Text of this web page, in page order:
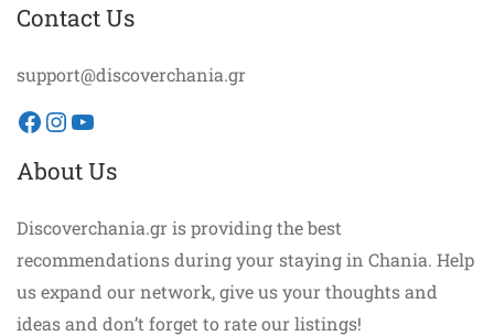
Contact Us
support@discoverchania.gr
Facebook
Instagram
YouTube
About Us
Discoverchania.gr is providing the best
recommendations during your staying in Chania. Help
us expand our network, give us your thoughts and
ideas and don’t forget to rate our listings!